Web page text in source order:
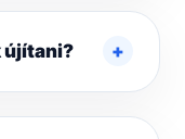
újítani?